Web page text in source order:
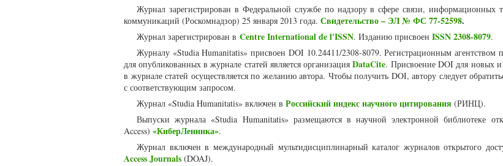
Журнал зарегистрирован в Федеральной службе по надзору в сфере связи, информационных
коммуникаций (Роскомнадзор) 25 января 2013 года. Свидетельство – ЭЛ № ФС 77-52598.
Журнал зарегистрирован в Centre International de l'ISSN. Изданию присвоен ISSN 2308-8079.
Журналу «Studia Humanitatis» присвоен DOI 10.24411/2308-8079. Регистрационным агентством
для опубликованных в журнале статей является организация DataCite. Присвоение DOI для новых
в журнале статей осуществляется по желанию автора. Чтобы получить DOI, автору следует
с соответствующим запросом.
Журнал «Studia Humanitatis» включен в Российский индекс научного цитирования (РИНЦ).
Выпуски журнала «Studia Humanitatis» размещаются в научной электронной библиотеке
Access) «КиберЛенинка».
Журнал включен в международный мультидисциплинарный каталог журналов открытого
Access Journals (DOAJ).